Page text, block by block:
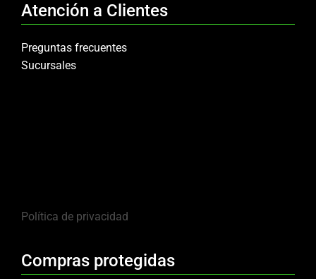
Atención a Clientes
Preguntas frecuentes
Sucursales
Política de privacidad
Compras protegidas